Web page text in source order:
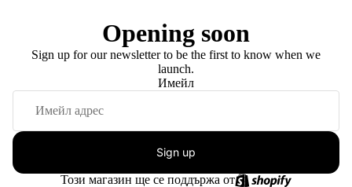
Opening soon
Sign up for our newsletter to be the first to know when we
launch.
Имейл
Sign up
Този магазин ще се поддържа от